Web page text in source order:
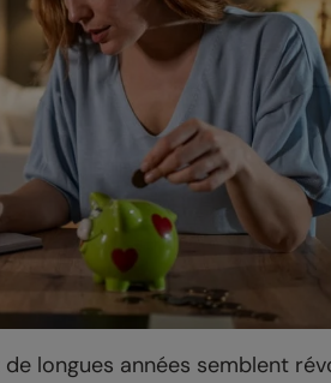
longues années semblent